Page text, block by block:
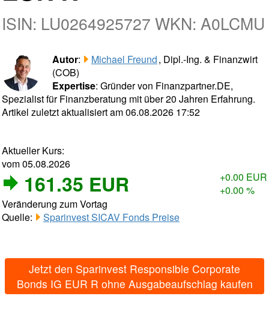
ISIN: LU0264925727 WKN: A0LCMU
Autor: Michael Freund, Dipl.-Ing. & Finanzwirt
(COB)
Expertise: Gründer von Finanzpartner.DE,
Spezialist für Finanzberatung mit über 20 Jahren Erfahrung.
Artikel zuletzt aktualisiert am 06.08.2026 17:52
Aktueller Kurs:
vom 05.08.2026
161.35 EUR
+0.00 EUR
+0.00 %
Veränderung zum Vortag
Quelle:
Sparinvest SICAV Fonds Preise
Jetzt den Sparinvest Responsible Corporate
Bonds IG EUR R ohne Ausgabeaufschlag kaufen